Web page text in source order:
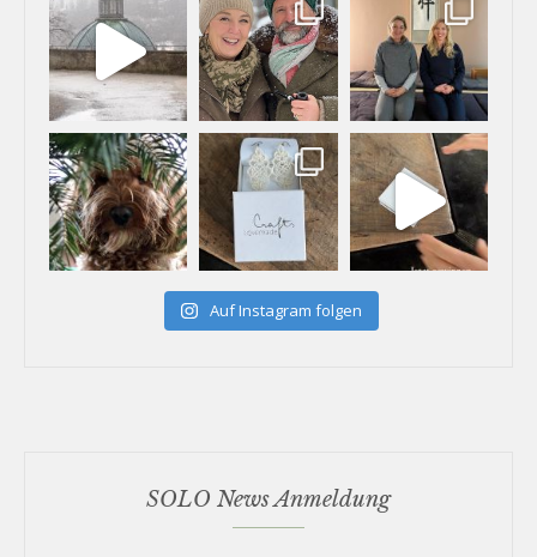
Auf Instagram folgen
SOLO News Anmeldung